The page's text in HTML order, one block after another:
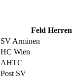
Feld Herren
SV Arminen
HC Wien
AHTC
Post SV